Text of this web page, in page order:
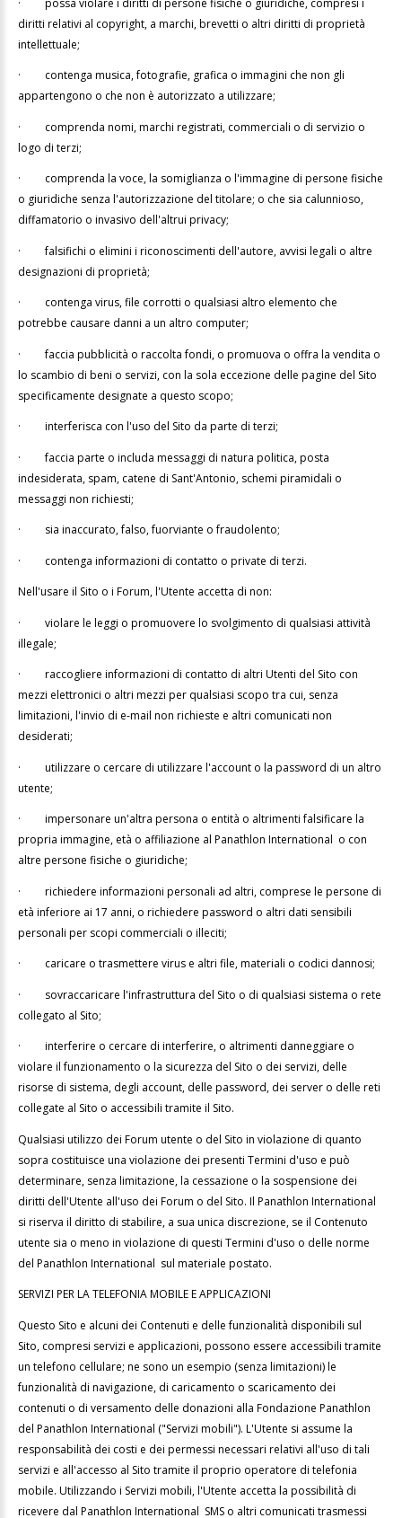
diritti relativi al copyright, a marchi, brevetti o altri diritti di proprietà
intellettuale;
· contenga musica, fotografie, grafica o immagini che non gli
appartengono o che non è autorizzato a utilizzare;
· comprenda nomi, marchi registrati, commerciali o di servizio o
logo di terzi;
· comprenda la voce, la somiglianza o l'immagine di persone fisiche
o giuridiche senza l'autorizzazione del titolare; o che sia calunnioso,
diffamatorio o invasivo dell'altrui privacy;
·falsifichi o elimini i riconoscimenti dell'autore, avvisi legali o altre
designazioni di proprietà;
· contenga virus, file corrotti o qualsiasi altro elemento che
potrebbe causare danni a un altro computer;
·faccia pubblicità o raccolta fondi, o promuova o offra la vendita o
lo scambio di beni o servizi, con la sola eccezione delle pagine del Sito
specificamente designate a questo scopo;
· interferisca con l'uso del Sito da parte di terzi;
·faccia parte o includa messaggi di natura politica, posta
indesiderata, spam, catene di Sant'Antonio, schemi piramidali o
messaggi non richiesti;
· sia inaccurato, falso, fuorviante o fraudolento;
· contenga informazioni di contatto o private di terzi.
Nell'usare il Sito o i Forum, l'Utente accetta di non:
· violare le leggi o promuovere lo svolgimento di qualsiasi attività
illegale;
· raccogliere informazioni di contatto di altri Utenti del Sito con
mezzi elettronici o altri mezzi per qualsiasi scopo tra cui, senza
limitazioni, l'invio di e-mail non richieste e altri comunicati non
desiderati;
· utilizzare o cercare di utilizzare l'account o la password di un altro
utente;
· impersonare un'altra persona o entità o altrimenti falsificare la
propria immagine, età o affiliazione al Panathlon International o con
altre persone fisiche o giuridiche;
· richiedere informazioni personali ad altri, comprese le persone di
età inferiore ai 17 anni, o richiedere password o altri dati sensibili
personali per scopi commerciali o illeciti;
· caricare o trasmettere virus e altri file, materiali o codici dannosi;
· sovraccaricare l'infrastruttura del Sito o di qualsiasi sistema o rete
collegato al Sito;
· interferire o cercare di interferire, o altrimenti danneggiare o
violare il funzionamento o la sicurezza del Sito o dei servizi, delle
risorse di sistema, degli account, delle password, dei server o delle reti
collegate al Sito o accessibili tramite il Sito.
Qualsiasi utilizzo dei Forum utente o del Sito in violazione di quanto
sopra costituisce una violazione dei presenti Termini d'uso e può
determinare, senza limitazione, la cessazione o la sospensione dei
diritti dell'Utente all'uso dei Forum o del Sito. Il Panathlon International
si riserva il diritto di stabilire, a sua unica discrezione, se il Contenuto
utente sia o meno in violazione di questi Termini d'uso o delle norme
del Panathlon International sul materiale postato.
SERVIZI PER LA TELEFONIA MOBILE E APPLICAZIONI
Questo Sito e alcuni dei Contenuti e delle funzionalità disponibili sul
Sito, compresi servizi e applicazioni, possono essere accessibili tramite
un telefono cellulare; ne sono un esempio (senza limitazioni) le
funzionalità di navigazione, di caricamento o scaricamento dei
contenuti o di versamento delle donazioni alla Fondazione Panathlon
del Panathlon International ("Servizi mobili"). L'Utente si assume la
responsabilità dei costi e dei permessi necessari relativi all'uso di tali
servizi e all'accesso al Sito tramite il proprio operatore di telefonia
mobile. Utilizzando i Servizi mobili, l'Utente accetta la possibilità di
ricevere dal Panathlon International SMS o altri comunicati trasmessi